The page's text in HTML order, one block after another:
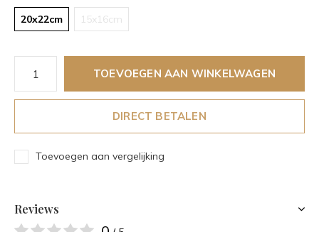
20x22cm 15x16cm
TOEVOEGEN AAN WINKELWAGEN
DIRECT BETALEN
Toevoegen aan vergelijking
Reviews